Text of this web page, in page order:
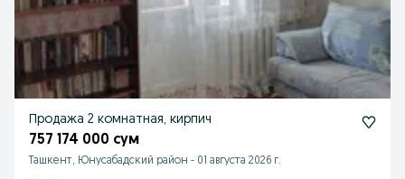
Продажа 2 комнатная, кирпич
757 174 000 сум
Ташкент, Юнусабадский район - 01 августа 2026 г.